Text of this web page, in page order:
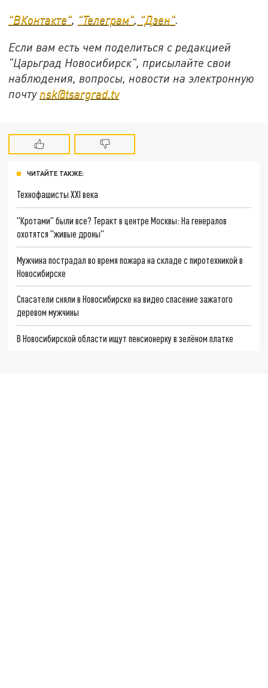
"ВКонтакте", "Телеграм", "Дзен".
Если вам есть чем поделиться с редакцией
"Царьград Новосибирск", присылайте свои
наблюдения, вопросы, новости на электронную
почту nsk@tsargrad.tv
ЧИТАЙТЕ ТАКЖЕ:
Технофашисты XXI века
"Кротами" были все? Теракт в центре Москвы: На генералов
охотятся "живые дроны"
Мужчина пострадал во время пожара на складе с пиротехникой в
Новосибирске
Спасатели сняли в Новосибирске на видео спасение зажатого
деревом мужчины
В Новосибирской области ищут пенсионерку в зелёном платке